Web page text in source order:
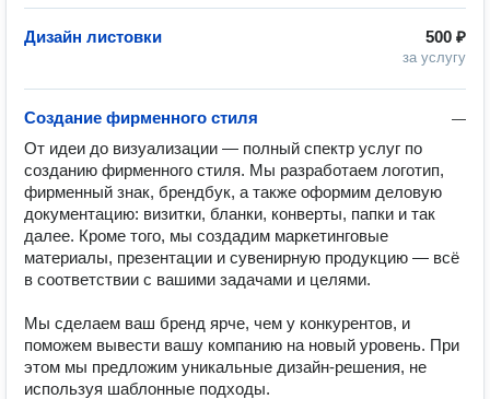
500 ₽
за услугу
Дизайн листовки
—
Создание фирменного стиля
От идеи до визуализации — полный спектр услуг по
созданию фирменного стиля. Мы разработаем логотип,
фирменный знак, брендбук, а также оформим деловую
документацию: визитки, бланки, конверты, папки и так
далее. Кроме того, мы создадим маркетинговые
материалы, презентации и сувенирную продукцию — всё
в соответствии с вашими задачами и целями.
Мы сделаем ваш бренд ярче, чем у конкурентов, и
поможем вывести вашу компанию на новый уровень. При
этом мы предложим уникальные дизайн-решения, не
используя шаблонные подходы.